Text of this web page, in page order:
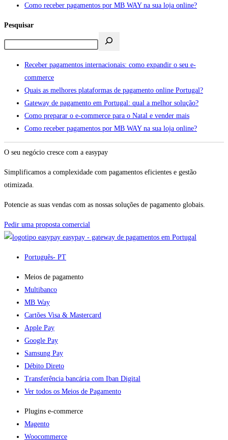
Como receber pagamentos por MB WAY na sua loja online?
Pesquisar
Receber pagamentos internacionais: como expandir o seu e-
commerce
Quais as melhores plataformas de pagamento online Portugal?
Gateway de pagamento em Portugal: qual a melhor solução?
Como preparar o e-commerce para o Natal e vender mais
Como receber pagamentos por MB WAY na sua loja online?
O seu negócio cresce com a easypay
Simplificamos a complexidade com pagamentos eficientes e gestão
otimizada.
Potencie as suas vendas com as nossas soluções de pagamento globais.
Pedir uma proposta comercial
easypay - gateway de pagamentos em Portugal
Português- PT
Meios de pagamento
Multibanco
MB Way
Cartões Visa & Mastercard
Apple Pay
Google Pay
Samsung Pay
Débito Direto
Transferência bancária com Iban Digital
Ver todos os Meios de Pagamento
Plugins e-commerce​
Magento
Woocommerce